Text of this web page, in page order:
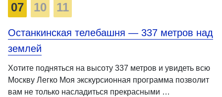
07 10 11
Останкинская телебашня — 337 метров над
землей
Хотите подняться на высоту 337 метров и увидеть всю
Москву Легко Моя экскурсионная программа позволит
вам не только насладиться прекрасными …